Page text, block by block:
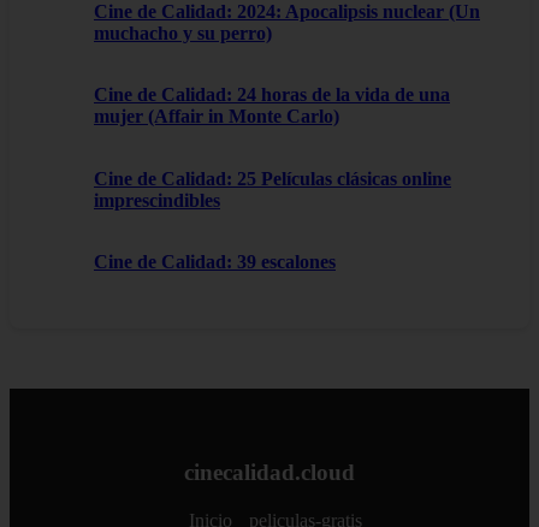
Cine de Calidad: 2024: Apocalipsis nuclear (Un
muchacho y su perro)
Cine de Calidad: 24 horas de la vida de una
mujer (Affair in Monte Carlo)
Cine de Calidad: 25 Películas clásicas online
imprescindibles
Cine de Calidad: 39 escalones
cinecalidad.cloud
Inicio peliculas-gratis